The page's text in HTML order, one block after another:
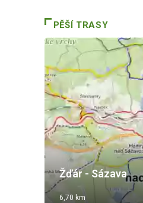
PĚŠÍ TRASY
Žďár - Sázava
6,70 km